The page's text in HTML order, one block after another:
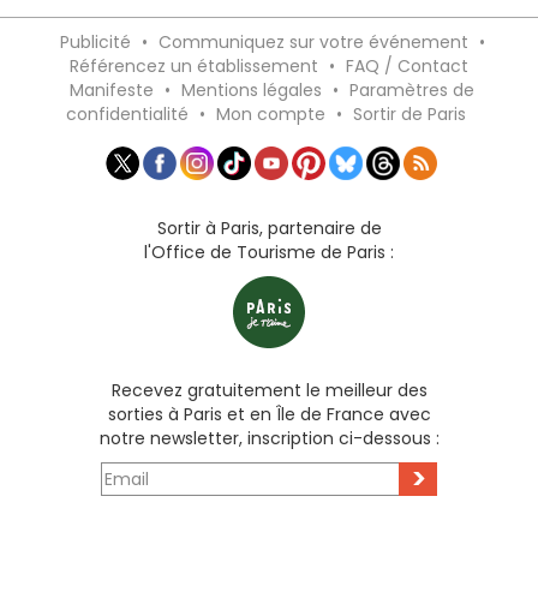
Publicité • Communiquez sur votre événement •
Référencez un établissement • FAQ / Contact
Manifeste • Mentions légales • Paramètres de
confidentialité • Mon compte • Sortir de Paris
Sortir à Paris, partenaire de
l'Office de Tourisme de Paris :
Recevez gratuitement le meilleur des
sorties à Paris et en Île de France avec
notre newsletter, inscription ci-dessous :
>